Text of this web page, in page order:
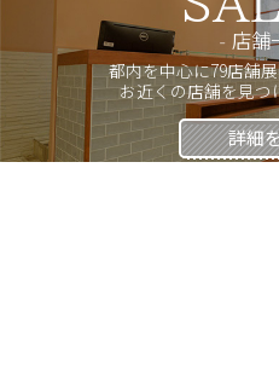
店舗
都内を中心に79店舗
お近くの店舗を見つ
詳細